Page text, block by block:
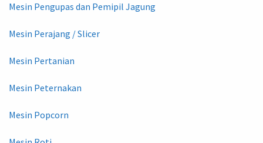
Mesin Pengupas dan Pemipil Jagung
Mesin Perajang / Slicer
Mesin Pertanian
Mesin Peternakan
Mesin Popcorn